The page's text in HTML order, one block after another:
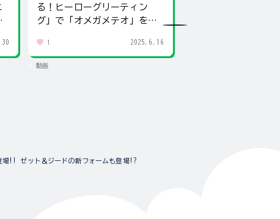
る！ヒーローグリーティン
グ」で「オメガメテオ」を無
1 2025.6.16
動画
場!! ゼット＆ジードの新フォームも登場!?